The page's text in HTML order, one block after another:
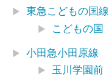
東急こどもの国線
こどもの国
小田急小田原線
玉川学園前